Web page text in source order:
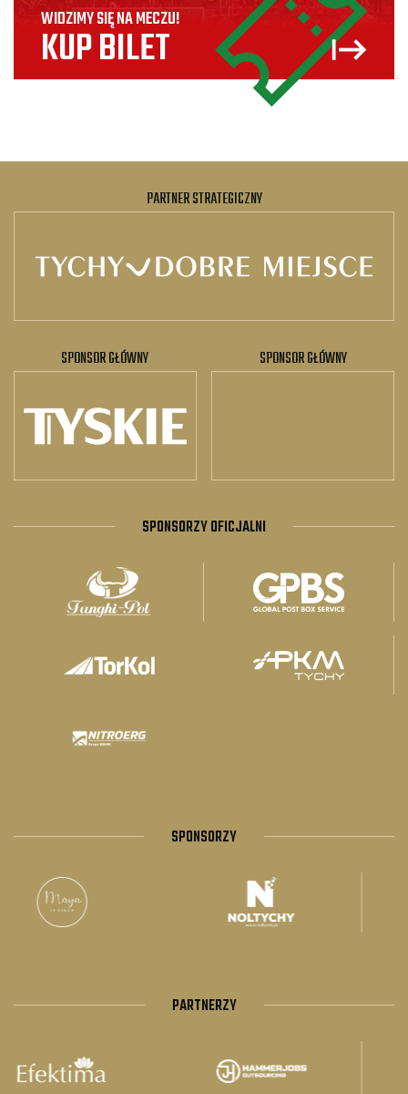
WIDZIMY SIĘ NA MECZU!
KUP BILET
PARTNER STRATEGICZNY
SPONSOR GŁÓWNY SPONSOR GŁÓWNY
SPONSORZY OFICJALNI
SPONSORZY
PARTNERZY